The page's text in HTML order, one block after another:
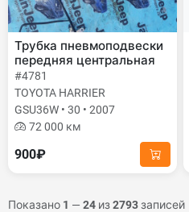
Трубка пневмоподвески
передняя центральная
#4781
TOYOTA HARRIER
GSU36W • 30 • 2007
72 000 км
900₽
Показано 1 — 24 из2793записей